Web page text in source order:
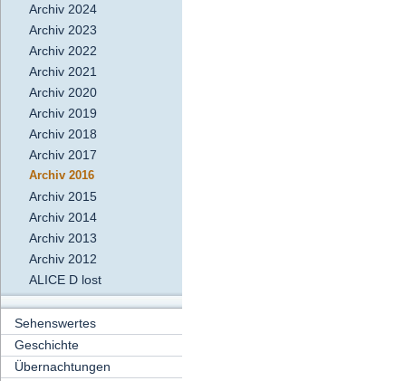
Archiv 2024
Archiv 2023
Archiv 2022
Archiv 2021
Archiv 2020
Archiv 2019
Archiv 2018
Archiv 2017
Archiv 2016
Archiv 2015
Archiv 2014
Archiv 2013
Archiv 2012
ALICE D lost
Sehenswertes
Geschichte
Übernachtungen